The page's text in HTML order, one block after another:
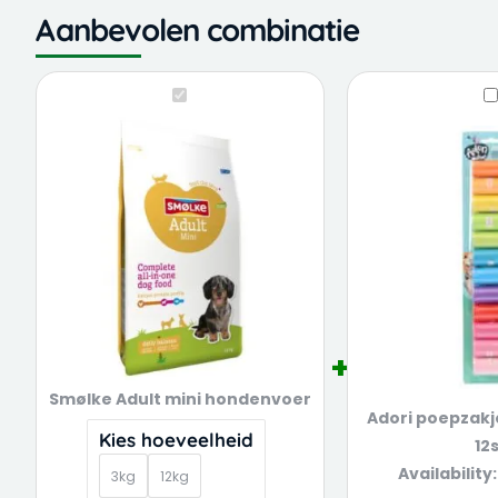
Aanbevolen combinatie
Smølke
hondenvoer
Smølke Adult mini hondenvoer
Kies hoeveelheid
3kg 12kg
Smølke
hondenvoer
quantity
through
€ 39,99
Adori
Availability:
Adori
12st